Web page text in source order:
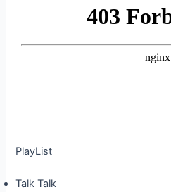
PlayList
Talk Talk